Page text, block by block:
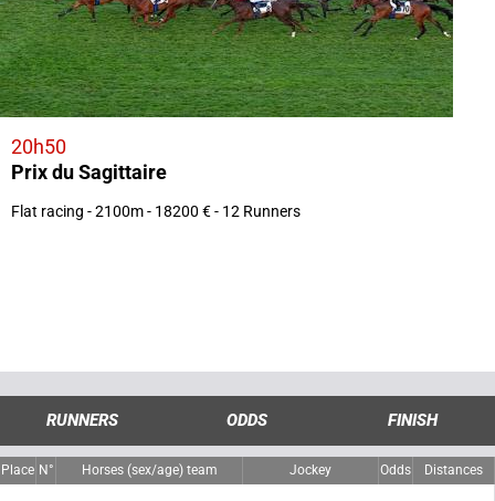
20h50
Prix du Sagittaire
Flat racing - 2100m - 18200 € - 12 Runners
RUNNERS ODDS FINISH
Place N° Horses (sex/age) team Jockey Odds Distances